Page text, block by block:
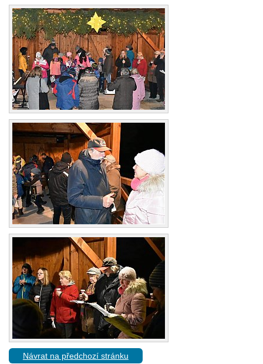
Návrat na předchozí stránku